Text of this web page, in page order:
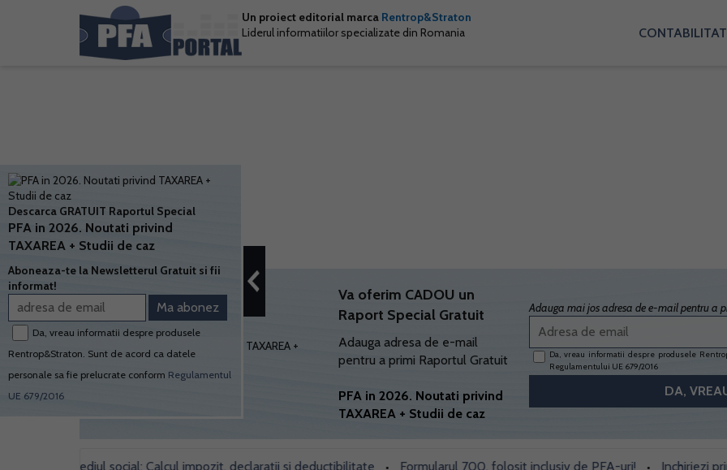
Un proiect editorial marca Rentrop&Straton
Liderul informatiilor specializate din Romania
Va oferim CADOU un
Raport Special Gratuit
Adauga adresa de e-mail
pentru a primi Raportul Gratuit
PFA in 2026. Noutati privind
TAXAREA + Studii de caz
Adauga mai jos adresa de e-mail pentru a
Da, vreau informatii despre produsele
Regulamentului UE 679/2016
sediul social: Calcul impozit, declaratii si deductibilitate • Formularul 700, folosit inclusiv de PFA-uri! • Inchiriezi prin
Descarca GRATUIT Raportul Special
PFA in 2026. Noutati privind
TAXAREA + Studii de caz
Aboneaza-te la Newsletterul Gratuit si fii
informat!
Da, vreau informatii despre produsele
Rentrop&Straton. Sunt de acord ca datele
personale sa fie prelucrate conform Regulamentul
UE 679/2016